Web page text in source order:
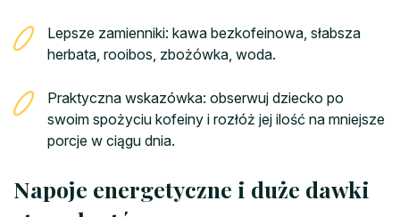
Lepsze zamienniki: kawa bezkofeinowa, słabsza
herbata, rooibos, zbożówka, woda.
Praktyczna wskazówka: obserwuj dziecko po
swoim spożyciu kofeiny i rozłóż jej ilość na mniejsze
porcje w ciągu dnia.
Napoje energetyczne i duże dawki